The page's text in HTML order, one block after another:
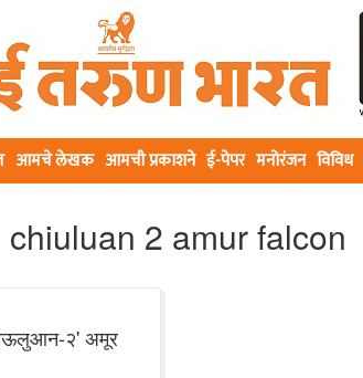
आमचे लेखक आमची प्रकाशने ई-पेपर मनोरंजन विविध
chiuluan 2 amur falcon
२' अमूर